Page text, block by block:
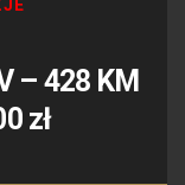
– 428 KM
zł